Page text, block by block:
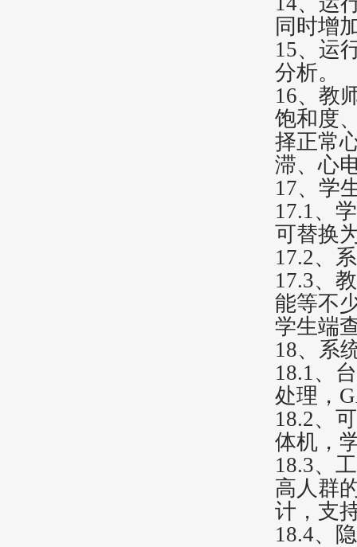
同时增
15、运
分析。
16、教
饱和度
择正常
滞、心
17、学
17.1、
可替换
17.2、
17.3、
能等不
学生端
18、系
18.1、
处理，
18.2、
体机，
18.3、
高人群
计，支
18.4、